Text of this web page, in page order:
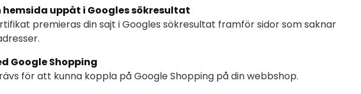
hemsida uppåt i Googles sökresultat
premieras din sajt i Googles sökresultat framför sidor som saknar
Google Shopping
för att kunna koppla på Google Shopping på din webbshop.